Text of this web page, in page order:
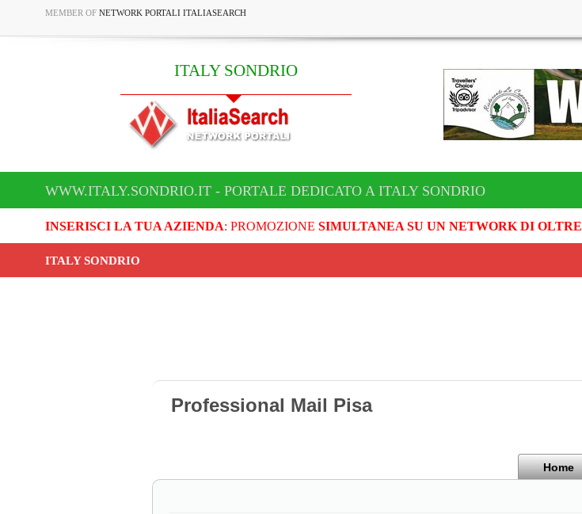
MEMBER OF NETWORK PORTALI ITALIASEARCH
ITALY SONDRIO
WWW.ITALY.SONDRIO.IT - PORTALE DEDICATO A ITALY SONDRIO
INSERISCI LA TUA AZIENDA: PROMOZIONE SIMULTANEA SU UN NETWORK DI
ITALY SONDRIO
Professional Mail Pisa
Home